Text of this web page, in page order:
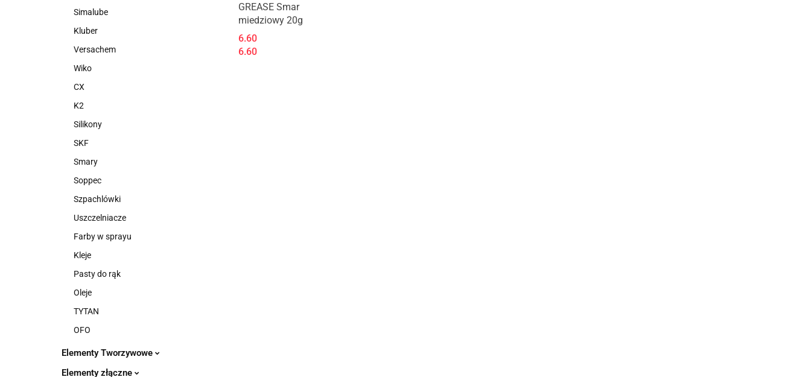
Simalube
Kluber
Versachem
Wiko
CX
K2
Silikony
SKF
Smary
Soppec
Szpachlówki
Uszczelniacze
Farby w sprayu
Kleje
Pasty do rąk
Oleje
TYTAN
OFO
Elementy Tworzywowe
Elementy złączne
GREASE Smar
miedziowy 20g
6.60
6.60